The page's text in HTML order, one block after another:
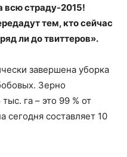
всю страду-2015!
тем, кто сейчас
ли до твиттеров».
завершена уборка
Зерно
га – это 99 % от
сегодня составляет 10